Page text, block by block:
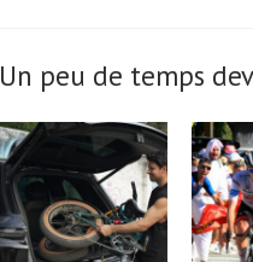
Un peu de temps